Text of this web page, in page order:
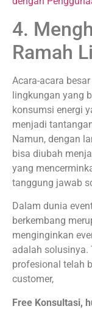
4.
Ramah
Acara-acara
lingkungan yang
konsumsi energi
menjadi
Namun, dengan
bisa diubah
yang
tanggung jawab
Dalam dunia
berkembang
menginginkan
adalah solusinya.
profesional telah
customer,
Free Konsultasi,